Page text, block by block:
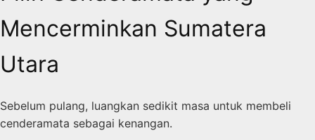
Mencerminkan Sumatera
Utara
Sebelum pulang, luangkan sedikit masa untuk membeli
cenderamata sebagai kenangan.